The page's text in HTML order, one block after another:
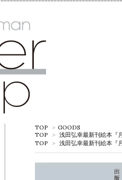
TOP > GOODS
TOP
> 浅田弘幸最新刊絵本『
TOP
> 浅田弘幸最新刊絵本『